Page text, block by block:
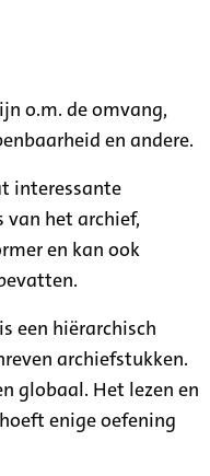
o.m. de omvang,
en andere.
interessante
van het archief,
en kan ook
een hiërarchisch
archiefstukken.
globaal. Het lezen en
enige oefening